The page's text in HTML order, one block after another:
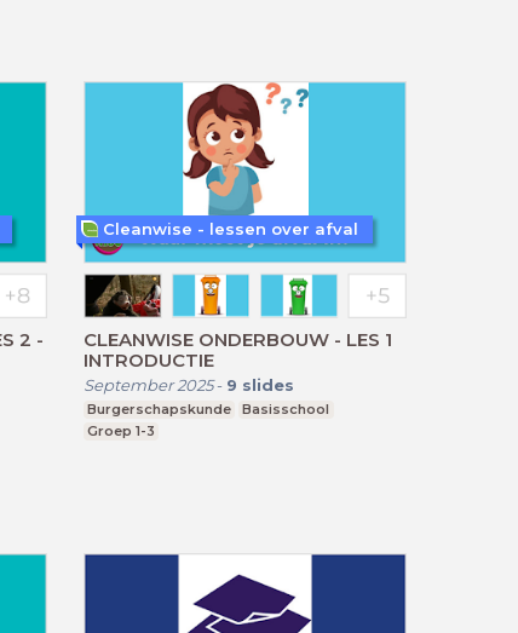
2 -
CLEANWISE ONDERBOUW - LES 1
INTRODUCTIE
September 2025- 9 slides
Burgerschapskunde
Basisschool
Groep 1-3
Cleanwise - lessen over afval